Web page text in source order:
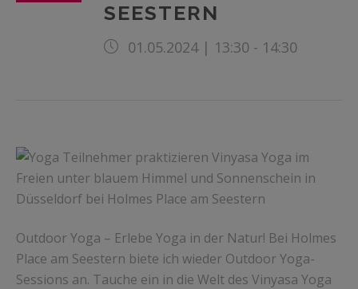
SEESTERN
01.05.2024 | 13:30 - 14:30
Outdoor Yoga – Erlebe Yoga in der Natur! Bei Holmes
Place am Seestern biete ich wieder Outdoor Yoga-
Sessions an. Tauche ein in die Welt des Vinyasa Yoga